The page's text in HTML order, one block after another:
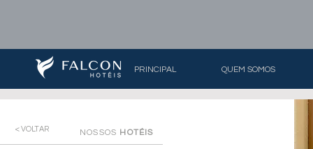
PRINCIPAL QUEM SOMOS
< VOLTAR NOSSOS HOTÉIS